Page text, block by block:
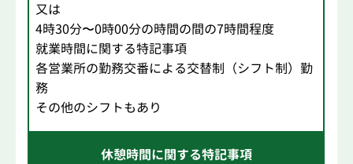
又は
4時30分〜0時00分の時間の間の7時間程度
就業時間に関する特記事項
各営業所の勤務交番による交替制（シフト制）勤
務
その他のシフトもあり
休憩時間に関する特記事項